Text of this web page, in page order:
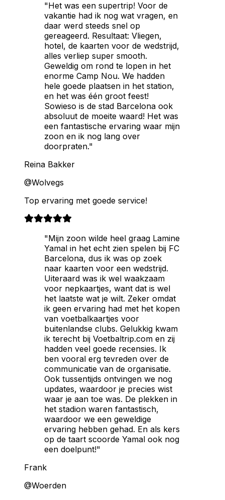
"Het was een supertrip! Voor de
vakantie had ik nog wat vragen, en
daar werd steeds snel op
gereageerd. Resultaat: Vliegen,
hotel, de kaarten voor de wedstrijd,
alles verliep super smooth.
Geweldig om rond te lopen in het
enorme Camp Nou. We hadden
hele goede plaatsen in het station,
en het was één groot feest!
Sowieso is de stad Barcelona ook
absoluut de moeite waard! Het was
een fantastische ervaring waar mijn
zoon en ik nog lang over
doorpraten."
Reina Bakker
@Wolvegs
Top ervaring met goede service!
"Mijn zoon wilde heel graag Lamine
Yamal in het echt zien spelen bij FC
Barcelona, dus ik was op zoek
naar kaarten voor een wedstrijd.
Uiteraard was ik wel waakzaam
voor nepkaartjes, want dat is wel
het laatste wat je wilt. Zeker omdat
ik geen ervaring had met het kopen
van voetbalkaartjes voor
buitenlandse clubs. Gelukkig kwam
ik terecht bij Voetbaltrip.com en zij
hadden veel goede recensies. Ik
ben vooral erg tevreden over de
communicatie van de organisatie.
Ook tussentijds ontvingen we nog
updates, waardoor je precies wist
waar je aan toe was. De plekken in
het stadion waren fantastisch,
waardoor we een geweldige
ervaring hebben gehad. En als kers
op de taart scoorde Yamal ook nog
een doelpunt!"
Frank
@Woerden